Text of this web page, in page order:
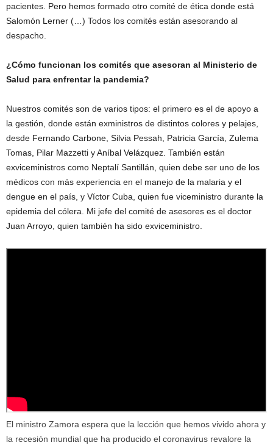
pacientes. Pero hemos formado otro comité de ética donde está
Salomón Lerner (…) Todos los comités están asesorando al
despacho.
¿Cómo funcionan los comités que asesoran al Ministerio de
Salud para enfrentar la pandemia?
Nuestros comités son de varios tipos: el primero es el de apoyo a
la gestión, donde están exministros de distintos colores y pelajes,
desde Fernando Carbone, Silvia Pessah, Patricia García, Zulema
Tomas, Pilar Mazzetti y Aníbal Velázquez. También están
exviceministros como Neptalí Santillán, quien debe ser uno de los
médicos con más experiencia en el manejo de la malaria y el
dengue en el país, y Víctor Cuba, quien fue viceministro durante la
epidemia del cólera. Mi jefe del comité de asesores es el doctor
Juan Arroyo, quien también ha sido exviceministro.
El ministro Zamora espera que la lección que hemos vivido ahora y
la recesión mundial que ha producido el coronavirus revalore la